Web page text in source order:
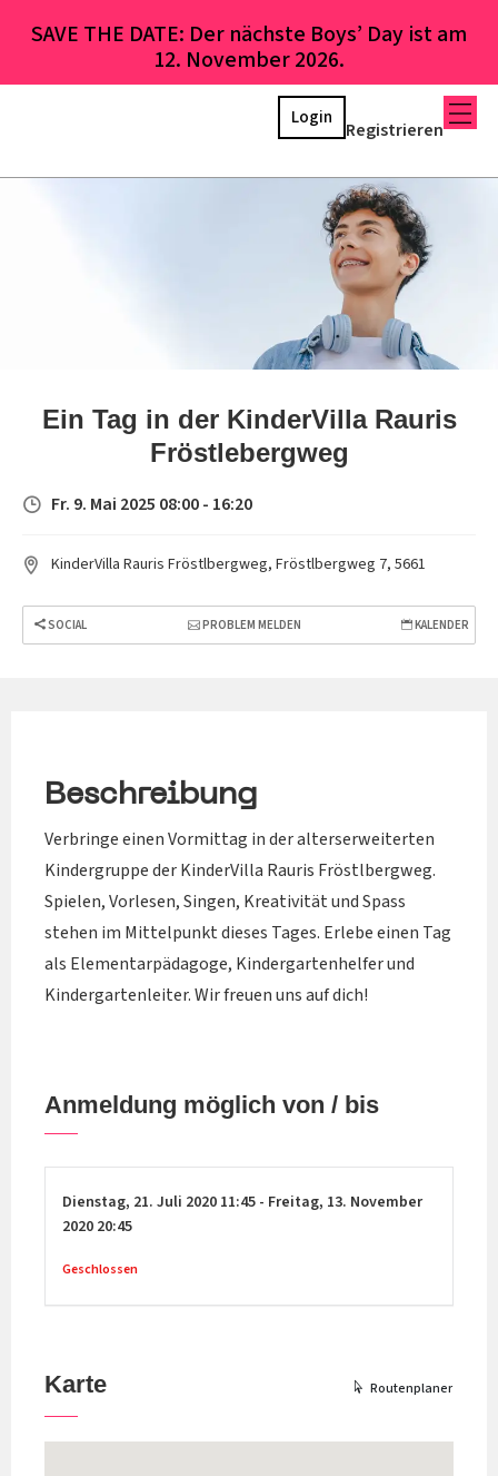
SAVE THE DATE: Der nächste Boys’ Day ist am
12. November 2026.
Registrieren
Login
Ein Tag in der KinderVilla Rauris
Fröstlebergweg
Fr. 9. Mai 2025 08:00 - 16:20
KinderVilla Rauris Fröstlbergweg, Fröstlbergweg 7, 5661
SOCIAL PROBLEM MELDEN KALENDER
Beschreibung
Verbringe einen Vormittag in der alterserweiterten
Kindergruppe der KinderVilla Rauris Fröstlbergweg.
Spielen, Vorlesen, Singen, Kreativität und Spass
stehen im Mittelpunkt dieses Tages. Erlebe einen Tag
als Elementarpädagoge, Kindergartenhelfer und
Kindergartenleiter. Wir freuen uns auf dich!
Anmeldung möglich von / bis
Dienstag, 21. Juli 2020 11:45 - Freitag, 13. November
2020 20:45
Geschlossen
Karte Routenplaner